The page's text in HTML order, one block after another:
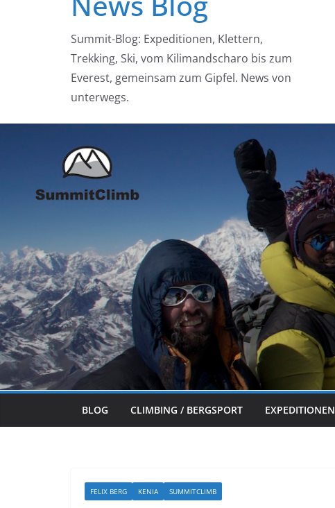
Summit-Blog: Expeditionen, Klettern,
Trekking, Ski, vom Kilimandscharo bis zum
Everest, gemeinsam zum Gipfel. News von
unterwegs.
BLOG CLIMBING / BERGSPORT EXPEDITIONEN
FELIX BERG KENIA SUMMITCLIMB